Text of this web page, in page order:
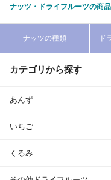
ナッツ・ドライフルーツの商
ナッツの種類 ド
カテゴリから探す
あんず
いちご
くるみ
Pontaパス特典対象すべ
サンキュー配送対象